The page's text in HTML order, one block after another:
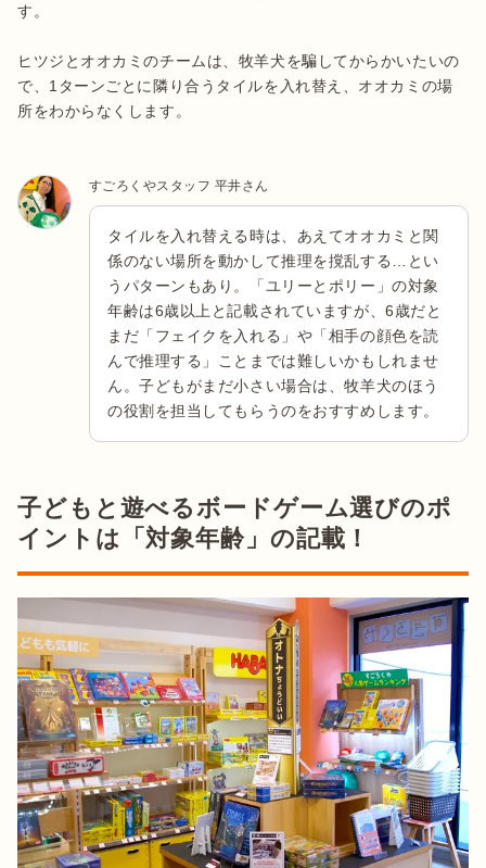
す。
ヒツジとオオカミのチームは、牧羊犬を騙してからかいたいの
で、1ターンごとに隣り合うタイルを入れ替え、オオカミの場
所をわからなくします。
すごろくやスタッフ 平井さん
タイルを入れ替える時は、あえてオオカミと関
係のない場所を動かして推理を撹乱する…とい
うパターンもあり。「ユリーとポリー」の対象
年齢は6歳以上と記載されていますが、6歳だと
まだ「フェイクを入れる」や「相手の顔色を読
んで推理する」ことまでは難しいかもしれませ
ん。子どもがまだ小さい場合は、牧羊犬のほう
の役割を担当してもらうのをおすすめします。
子どもと遊べるボードゲーム選びのポ
イントは「対象年齢」の記載！